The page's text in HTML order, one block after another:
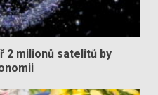
2 milionů satelitů by